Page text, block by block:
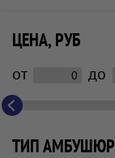
ЦЕНА, РУБ
от до
ТИП АМБУШЮР